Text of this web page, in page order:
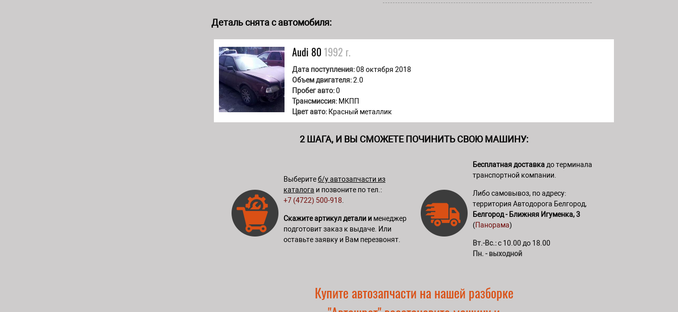
Деталь снята с автомобиля:
Audi 801992 г.
Дата поступления:08 октября 2018
Объем двигателя:2.0
Пробег авто:0
Трансмиссия: МКПП
Цвет авто: Красный металлик
2 ШАГА, И ВЫ СМОЖЕТЕ ПОЧИНИТЬ СВОЮ МАШИНУ:
Выберитеб/у автозапчасти из
каталога и позвоните по тел.:
+7 (4722) 500-918
Скажите артикул детали и менеджер
подготовит заказ к выдаче. Или
оставьте заявку и Вам перезвонят.
Бесплатная доставка до терминала
транспортной компании.
Либо самовывоз, по адресу:
территория Автодорога Белгород,
Белгород - Ближняя Игуменка, 3
(Панорама)
Вт.-Вс.:с 10.00 до 18.00
Пн. - выходной
Купите автозапчасти на нашей разборке